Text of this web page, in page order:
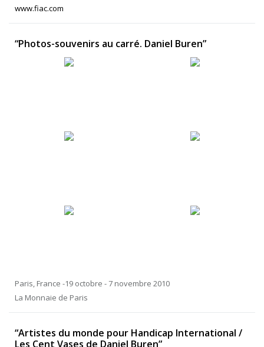
www.fiac.com
“Photos-souvenirs au carré. Daniel Buren”
Paris, France -19 octobre - 7 novembre 2010
La Monnaie de Paris
“Artistes du monde pour Handicap International /
Les Cent Vases de Daniel Buren”